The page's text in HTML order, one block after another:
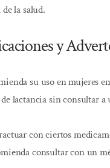
la salud.
y
su uso en mujeres
lactancia sin consultar a
con ciertos
consultar con un